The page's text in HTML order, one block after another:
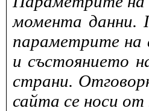
момента данни.
параметрите на
и състоянието
страни.
сайта се носи